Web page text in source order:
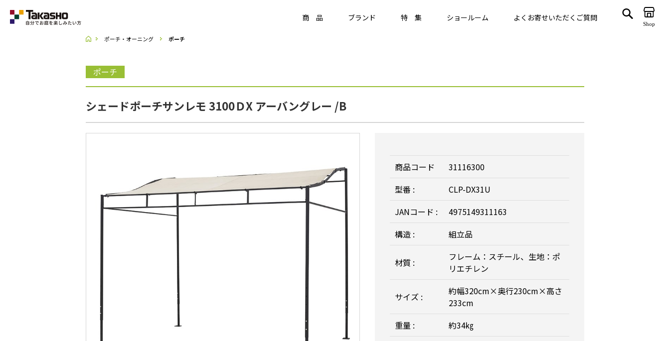
商 品
Category
テーブル・チェアー・パラソル
ライト・イルミネーション
レイズドベッドプランター
プランター・シェルフ
ラティス・フェンス
竹垣・袖垣・枝折戸
ブランド 特 集 ショールーム よくお寄せいただくご質問
Shop
ポーチ・オーニング ポーチ
ポーチ
シェードポーチサンレモ 3100ＤX アーバングレー /B
商品コード
31116300
型番 :
CLP-DX31U
JANコード :
4975149311163
構造 :
組立品
材質 :
フレーム：スチール、生地：ポ
リエチレン
サイズ :
約幅320cm×奥行230cm×高さ
233cm
重量 :
約34㎏